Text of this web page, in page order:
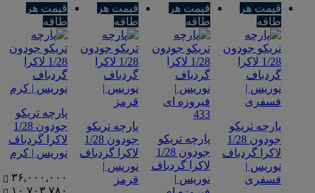
قیمت هر
طاقه
پارچه تریکو
جودون 1/28
لاکرا گردباف
نوریس |
فسفری
قیمت هر
طاقه
پارچه تریکو
جودون 1/28
لاکرا گردباف
نوریس |
قیمت هر
طاقه
پارچه تریکو
جودون 1/28
لاکرا گردباف
نوریس |
قرمز
قیمت هر
طاقه
پارچه تریکو
جودون 1/28
لاکرا گردباف
نوریس | کرم
۳۶,۰۰۰,۰۰۰